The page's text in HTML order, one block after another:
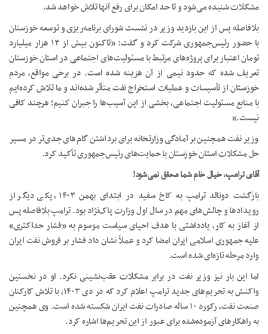
مشکلات شنیده می‌شود و تا حد امکان برای رفع آنها تلاش خواهد شد.
بلافاصله پس از این بازدید وزیر در نشست شورای برنامه‌ریزی و توسعه خوزستان
با حضور رئیس‌جمهوری شرکت کرد و گفت: «تاکنون بیش از ۱۳ هزار میلیارد
تومان اعتبار برای پروژه‌های مرتبط با مسئولیت‌های اجتماعی در استان خوزستان
تعریف شده که حدود نیمی از آن هزینه شده است. در برخی مواقع، مردم
خوزستان از تأسیسات و عملیات استخراج نفت متأثر شده‌اند و ما تلاش کرده‌ایم
با منابع مسئولیت اجتماعی، بخشی از این آسیب‌ها را جبران کنیم؛ هرچند کافی
نیست.»
وزیر نفت همچنین بر آمادگی وزارتخانه برای برداشتن گام‌های جدی‌تر در مسیر
حل مشکلات استان خوزستان با حمایت‌های رئیس‌جمهوری تأکید کرد.
آقای ترامپ، خیال خام شما محقق نمی‌شود!
بازگشت دونالد ترامپ به کاخ سفید در ابتدای بهمن ۱۴۰۳، یکی دیگر از
رویدادها و چالش‌های مهم در ‌سال اول وزارت پاک‌نژاد بود. ترامپ بلافاصله پس
از آغاز به کار، یادداشتی با هدف احیای سیاست موسوم به «فشار حداکثری»
علیه جمهوری اسلامی ایران امضا کرد و عملاً نشان داد فشار بر فروش نفت ایران
وارد مرحله تازه‌ای شده است.
اما این بار نیز وزیر نفت در برابر مشکلات عقب‌نشینی نکرد. او در نخستین
واکنش به تحریم‌های جدید ترامپ اعلام کرد که در دی‌ ۱۴۰۳، با تلاش کارکنان
صنعت نفت، رکورد ۱۰ ساله صادرات نفت ایران شکسته شده است. وی همچنین
به راهکارهای آزموده‌شده برای عبور از این تحریم‌ها اشاره کرد.